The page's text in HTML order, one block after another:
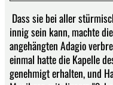
Dass sie bei aller
innig sein kann, machte
angehängten Adagio
einmal hatte die Kapelle
genehmigt erhalten, und